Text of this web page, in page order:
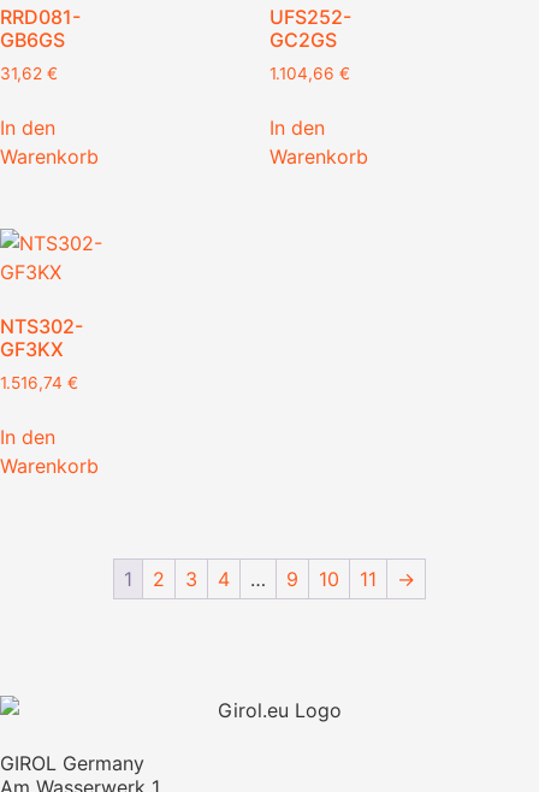
RRD081-
GB6GS
31,62 €
In den
Warenkorb
UFS252-
GC2GS
1.104,66 €
In den
Warenkorb
NTS302-
GF3KX
1.516,74 €
In den
Warenkorb
1 2 3 4 … 9 10 11 →
GIROL Germany